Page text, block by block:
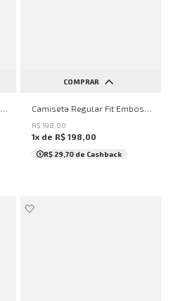
COMPRAR
PP P M G
GG
R$ 198 00
1x de R$ 198,00
R$ 29,70 de Cashback